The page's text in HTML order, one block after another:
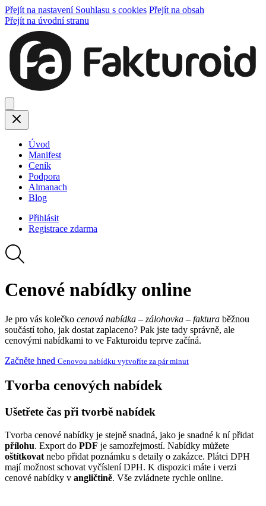
Přejít na nastavení Souhlasu s cookies Přejít na obsah
Přejít na úvodní stranu
Úvod
Manifest
Ceník
Podpora
Almanach
Blog
Přihlásit
Registrace zdarma
Cenové nabídky online
Je pro vás kolečko cenová nabídka – zálohovka – faktura běžnou
součástí toho, jak dostat zaplaceno? Pak jste tady správně, ale
cenovými nabídkami to ve Fakturoidu teprve začíná.
Začněte hned Cenovou nabídku vytvoříte za pár minut
Tvorba cenových nabídek
Ušetřete čas při tvorbě nabídek
Tvorba cenové nabídky je stejně snadná, jako je snadné k ní přidat
přílohu. Export do PDF je samozřejmostí. Nabídky můžete
oštítkovat nebo přidat poznámku s detaily o zakázce. Plátci DPH
mají možnost schovat vyčíslení DPH. K dispozici máte i verzi
cenové nabídky v angličtině. Vše zvládnete rychle online.